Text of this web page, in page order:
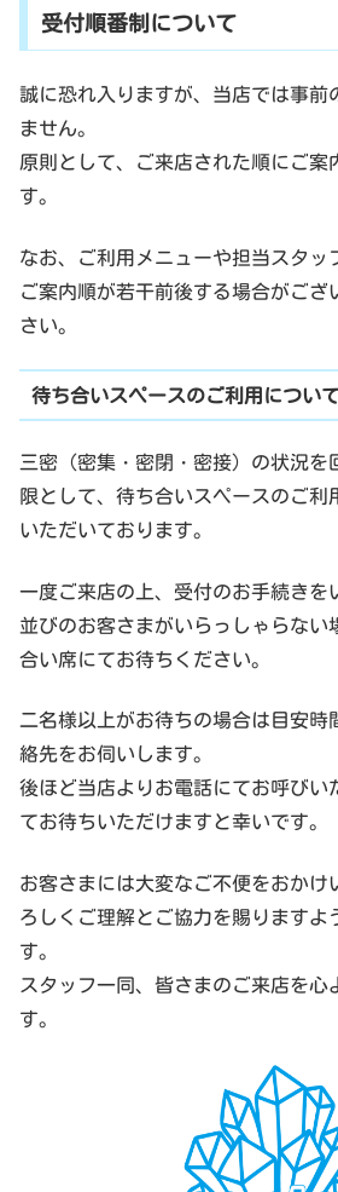
受付順番制について
誠に恐れ入りますが、当店では事前
ません。
原則として、ご来店された順にご案
す。
なお、ご利用メニューや担当スタッ
ご案内順が若干前後する場合がござ
さい。
待ち合いスペースのご利用につい
三密（密集・密閉・密接）の状況を
限として、待ち合いスペースのご利
いただいております。
一度ご来店の上、受付のお手続きを
並びのお客さまがいらっしゃらない
合い席にてお待ちください。
二名様以上がお待ちの場合は目安時
絡先をお伺いします。
後ほど当店よりお電話にてお呼びい
てお待ちいただけますと幸いです。
お客さまには大変なご不便をおかけ
ろしくご理解とご協力を賜りますよ
す。
スタッフ一同、皆さまのご来店を心
す。